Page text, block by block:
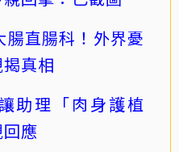
直腸科！外界憂
真相
助理「肉身護植
應